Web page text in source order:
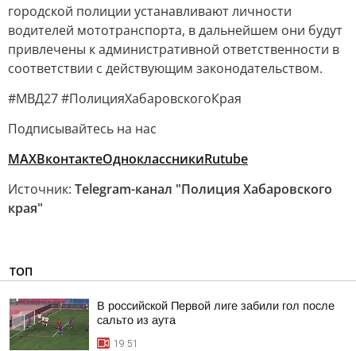
городской полиции устанавливают личности
водителей мототранспорта, в дальнейшем они будут
привлечены к административной ответственности в
соответствии с действующим законодательством.
#МВД27 #ПолицияХабаровскогоКрая
Подписывайтесь на нас
MAXВконтактеОдноклассникиRutube
Источник: Telegram-канал "Полиция Хабаровского
края"
ТОП
В российской Первой лиге забили гол после
сальто из аута
19:51